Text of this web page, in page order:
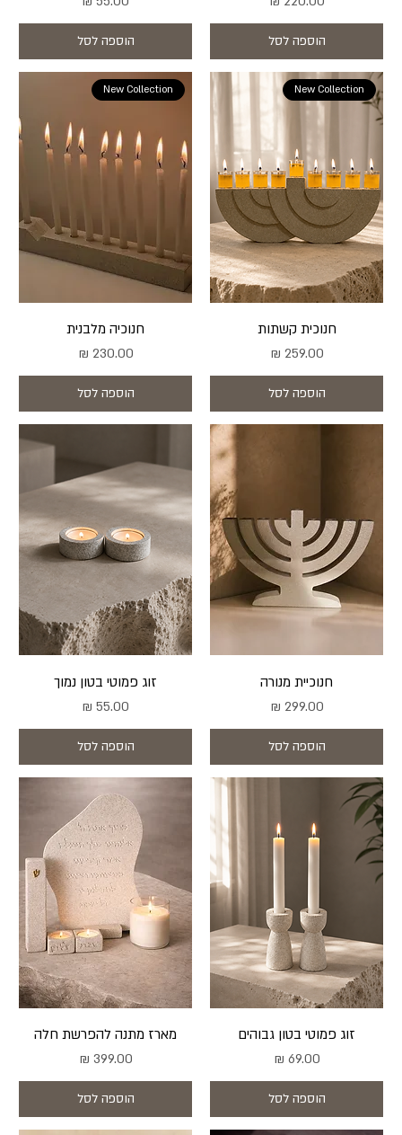
הוספה לסל הוספה לסל
New Collection
חנוכית קשתות
מחיר
הוספה לסל
New Collection
חנוכיה מלבנית
מחיר
הוספה לסל
חנוכיית מנורה
מחיר
הוספה לסל
זוג פמוטי בטון נמוך
מחיר
הוספה לסל
זוג פמוטי בטון גבוהים
מחיר
הוספה לסל
מארז מתנה להפרשת חלה
מחיר
הוספה לסל